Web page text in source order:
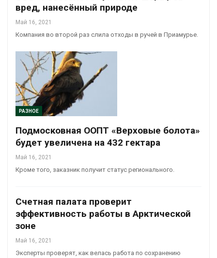
вред, нанесённый природе
Май 16, 2021
Компания во второй раз слила отходы в ручей в Приамурье.
РАЗНОЕ
Подмосковная ООПТ «Верховые болота»
будет увеличена на 432 гектара
Май 16, 2021
Кроме того, заказник получит статус регионального.
Счетная палата проверит
эффективность работы в Арктической
зоне
Май 16, 2021
Эксперты проверят, как велась работа по сохранению